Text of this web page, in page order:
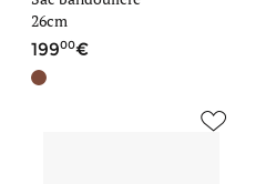
26cm
19900